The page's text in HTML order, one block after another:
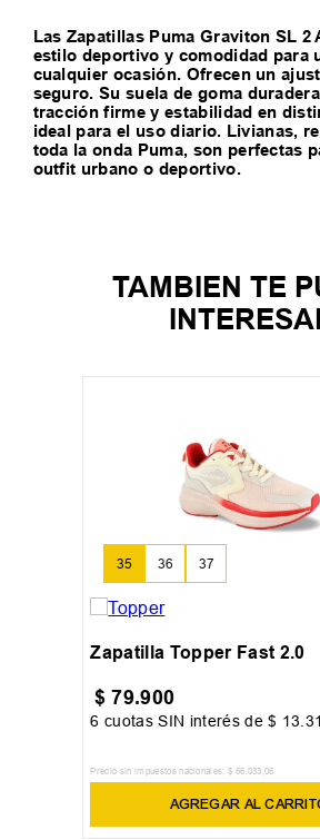
Las Zapatillas Puma Graviton SL 2
estilo deportivo y comodidad para
cualquier ocasión. Ofrecen un
seguro. Su suela de goma
tracción firme y estabilidad en
ideal para el uso diario. Livianas,
toda la onda Puma, son perfectas
outfit urbano o deportivo.
TAMBIEN TE
35 36 37
Zapatilla Topper Fast 2.0
$ 79.900
6 cuotas SIN interés de$ 13.
Precio sin impuestos nacionales: $ 66.033 ,06
AGREGAR AL